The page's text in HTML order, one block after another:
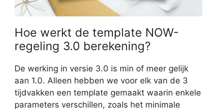
Hoe werkt de template NOW-
regeling 3.0 berekening?
De werking in versie 3.0 is min of meer gelijk
aan 1.0. Alleen hebben we voor elk van de 3
tijdvakken een template gemaakt waarin enkele
parameters verschillen, zoals het minimale